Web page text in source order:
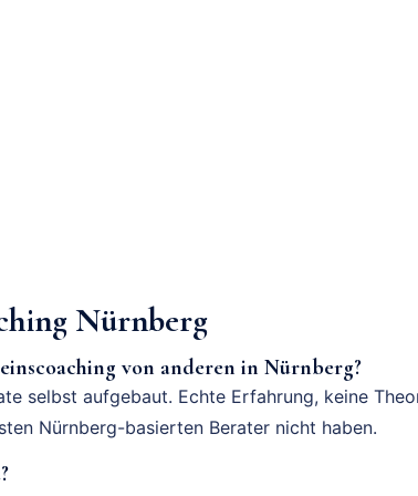
Nürnberg
von anderen in Nürnberg?
selbst aufgebaut. Echte Erfahrung, keine
Nürnberg-basierten Berater nicht haben.